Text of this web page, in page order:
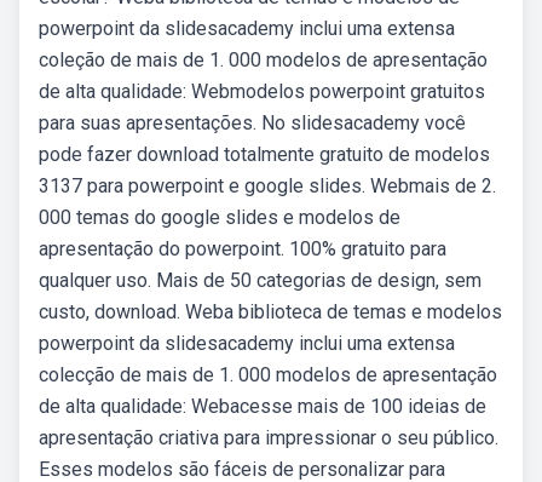
powerpoint da slidesacademy inclui uma extensa
coleção de mais de 1. 000 modelos de apresentação
de alta qualidade: Webmodelos powerpoint gratuitos
para suas apresentações. No slidesacademy você
pode fazer download totalmente gratuito de modelos
3137 para powerpoint e google slides. Webmais de 2.
000 temas do google slides e modelos de
apresentação do powerpoint. 100% gratuito para
qualquer uso. Mais de 50 categorias de design, sem
custo, download. Weba biblioteca de temas e modelos
powerpoint da slidesacademy inclui uma extensa
colecção de mais de 1. 000 modelos de apresentação
de alta qualidade: Webacesse mais de 100 ideias de
apresentação criativa para impressionar o seu público.
Esses modelos são fáceis de personalizar para